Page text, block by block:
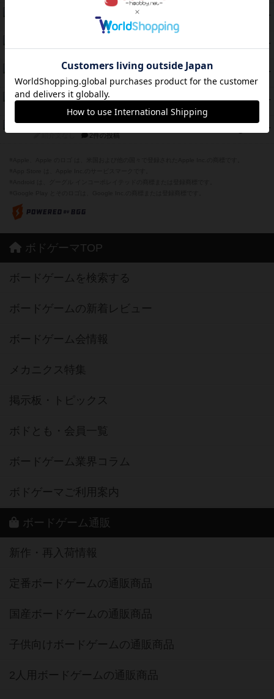
PT
1件の投稿
PT
紹介文あり 2件の投稿
PT
紹介文あり 1件の投稿
39 PT
スーパーストア3000
PT
フリップ７：復讐心とともに
紹介文なし 2件の投稿
ボドゲーマTOP
ボードゲームを検索する
ボードゲームの新着レビュー
ボードゲーム会情報
メカニクス特集
掲示板・トピックス
ボドとも・会員一覧
ボードゲーム業界コラム
ボドゲーマご利用案内
ボードゲーム通販
新作・再入荷情報
定番ボードゲームの通販商品
国産ボードゲームの通販商品
子供向けボードゲームの通販商品
2人用ボードゲームの通販商品